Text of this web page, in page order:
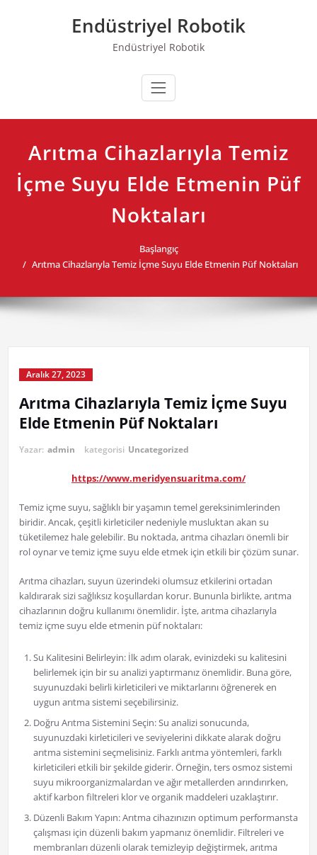
Endüstriyel Robotik
Endüstriyel Robotik
Arıtma Cihazlarıyla Temiz
İçme Suyu Elde Etmenin Püf
Noktaları
Başlangıç
Arıtma Cihazlarıyla Temiz İçme Suyu Elde Etmenin Püf Noktaları
Aralık 27, 2023
Arıtma Cihazlarıyla Temiz İçme Suyu
Elde Etmenin Püf Noktaları
Yazar: admin kategorisi Uncategorized
https://www.meridyensuaritma.com/
Temiz içme suyu, sağlıklı bir yaşamın temel gereksinimlerinden
biridir. Ancak, çeşitli kirleticiler nedeniyle musluktan akan su
tüketilemez hale gelebilir. Bu noktada, arıtma cihazları önemli bir
rol oynar ve temiz içme suyu elde etmek için etkili bir çözüm sunar.
Arıtma cihazları, suyun üzerindeki olumsuz etkilerini ortadan
kaldırarak sizi sağlıksız koşullardan korur. Bununla birlikte, arıtma
cihazlarının doğru kullanımı önemlidir. İşte, arıtma cihazlarıyla
temiz içme suyu elde etmenin püf noktaları:
Su Kalitesini Belirleyin: İlk adım olarak, evinizdeki su kalitesini
belirlemek için bir su analizi yaptırmanız önemlidir. Buna göre,
suyunuzdaki belirli kirleticileri ve miktarlarını öğrenerek en
uygun arıtma sistemi seçebilirsiniz.
Doğru Arıtma Sistemini Seçin: Su analizi sonucunda,
suyunuzdaki kirleticileri ve seviyelerini dikkate alarak doğru
arıtma sistemini seçmelisiniz. Farklı arıtma yöntemleri, farklı
kirleticileri etkili bir şekilde giderir. Örneğin, ters osmoz sistemi
suyu mikroorganizmalardan ve ağır metallerden arındırırken,
aktif karbon filtreleri klor ve organik maddeleri uzaklaştırır.
Düzenli Bakım Yapın: Arıtma cihazınızın optimum performansta
çalışması için düzenli bakım yapmanız önemlidir. Filtreleri ve
membranları düzenli olarak temizleyip değiştirmek, arıtma